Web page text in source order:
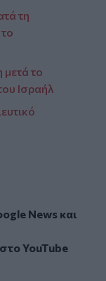
τη
το
Ισραήλ
Newsκαι
YouTube